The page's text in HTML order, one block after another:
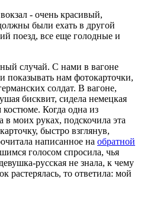
- очень красивый,
были ехать в другой
поезд, все еще голодные и
случай. С нами в вагоне
нам фотокарточки,
солдат. В вагоне,
бисквит, сидела немецкая
Когда одна из
в моих руках, подскочила эта
быстро взглянув,
написанное на обратной
голосом спросила, чья
русская не знала, к чему
растерялась, то ответила: мой